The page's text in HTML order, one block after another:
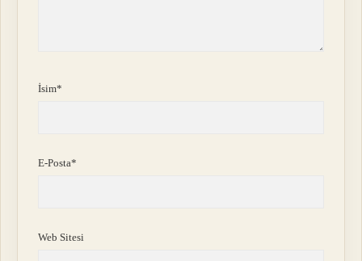
İsim*
E-Posta*
Web Sitesi